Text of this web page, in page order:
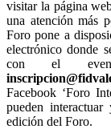
visitar la página
una atención más
Foro pone a
electrónico donde
con el
Facebook ‘Foro
pueden
edición del Foro.